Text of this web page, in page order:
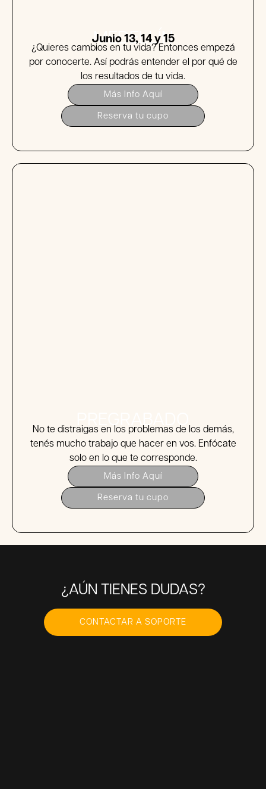
MEDELLÍN
Junio 13, 14 y 15
¿Quieres cambios en tu vida? Entonces empezá
por conocerte. Así podrás entender el por qué de
los resultados de tu vida.
Más Info Aquí
Reserva tu cupo
PREGRABADO
No te distraigas en los problemas de los demás,
tenés mucho trabajo que hacer en vos. Enfócate
solo en lo que te corresponde.
Más Info Aquí
Reserva tu cupo
¿AÚN TIENES DUDAS?
CONTACTAR A SOPORTE